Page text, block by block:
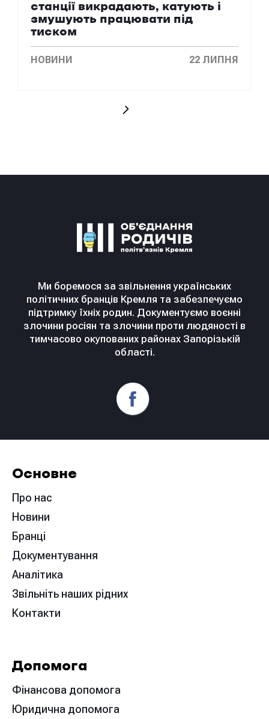
станції викрадають, катують і
змушують працювати під
тиском
НОВИНИ 22 ЛИПНЯ
Ми боремося за звільнення українських
політичних бранців Кремля та забезпечуємо
підтримку їхніх родин. Документуємо воєнні
злочини росіян та злочини проти людяності в
тимчасово окупованих районах Запорізькій
області.
Основне
Про нас
Новини
Бранці
Документування
Аналітика
Звільніть наших рідних
Контакти
Допомога
Фінансова допомога
Юридична допомога